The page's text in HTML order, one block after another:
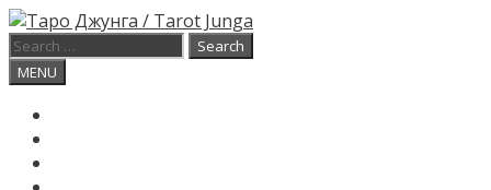
Skip
to
content
Search
for:
Search
MENU